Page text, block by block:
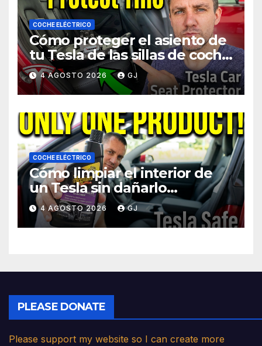
COCHE ELÉCTRICO
Cómo proteger el asiento de
tu Tesla de las sillas de coche
para bebés
4 AGOSTO 2026 GJ
COCHE ELÉCTRICO
Cómo limpiar el interior de
un Tesla sin dañarlo
(asientos, volante, pantalla)
4 AGOSTO 2026 GJ
PLEASE DONATE
Please support my website so I can create more